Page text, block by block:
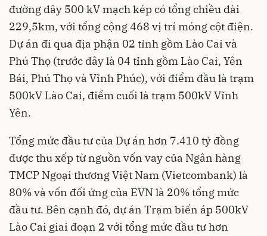
đường dây 500 kV mạch kép có tổng chiều dài
229,5km, với tổng cộng 468 vị trí móng cột điện.
Dự án đi qua địa phận 02 tỉnh gồm Lào Cai và
Phú Thọ (trước đây là 04 tỉnh gồm Lào Cai, Yên
Bái, Phú Thọ và Vĩnh Phúc), với điểm đầu là trạm
500kV Lào Cai, điểm cuối là trạm 500kV Vĩnh
Yên.
Tổng mức đầu tư của Dự án hơn 7.410 tỷ đồng
được thu xếp từ nguồn vốn vay của Ngân hàng
TMCP Ngoại thương Việt Nam (Vietcombank) là
80% và vốn đối ứng của EVN là 20% tổng mức
đầu tư. Bên cạnh đó, dự án Trạm biến áp 500kV
Lào Cai giai đoạn 2 với tổng mức đầu tư hơn